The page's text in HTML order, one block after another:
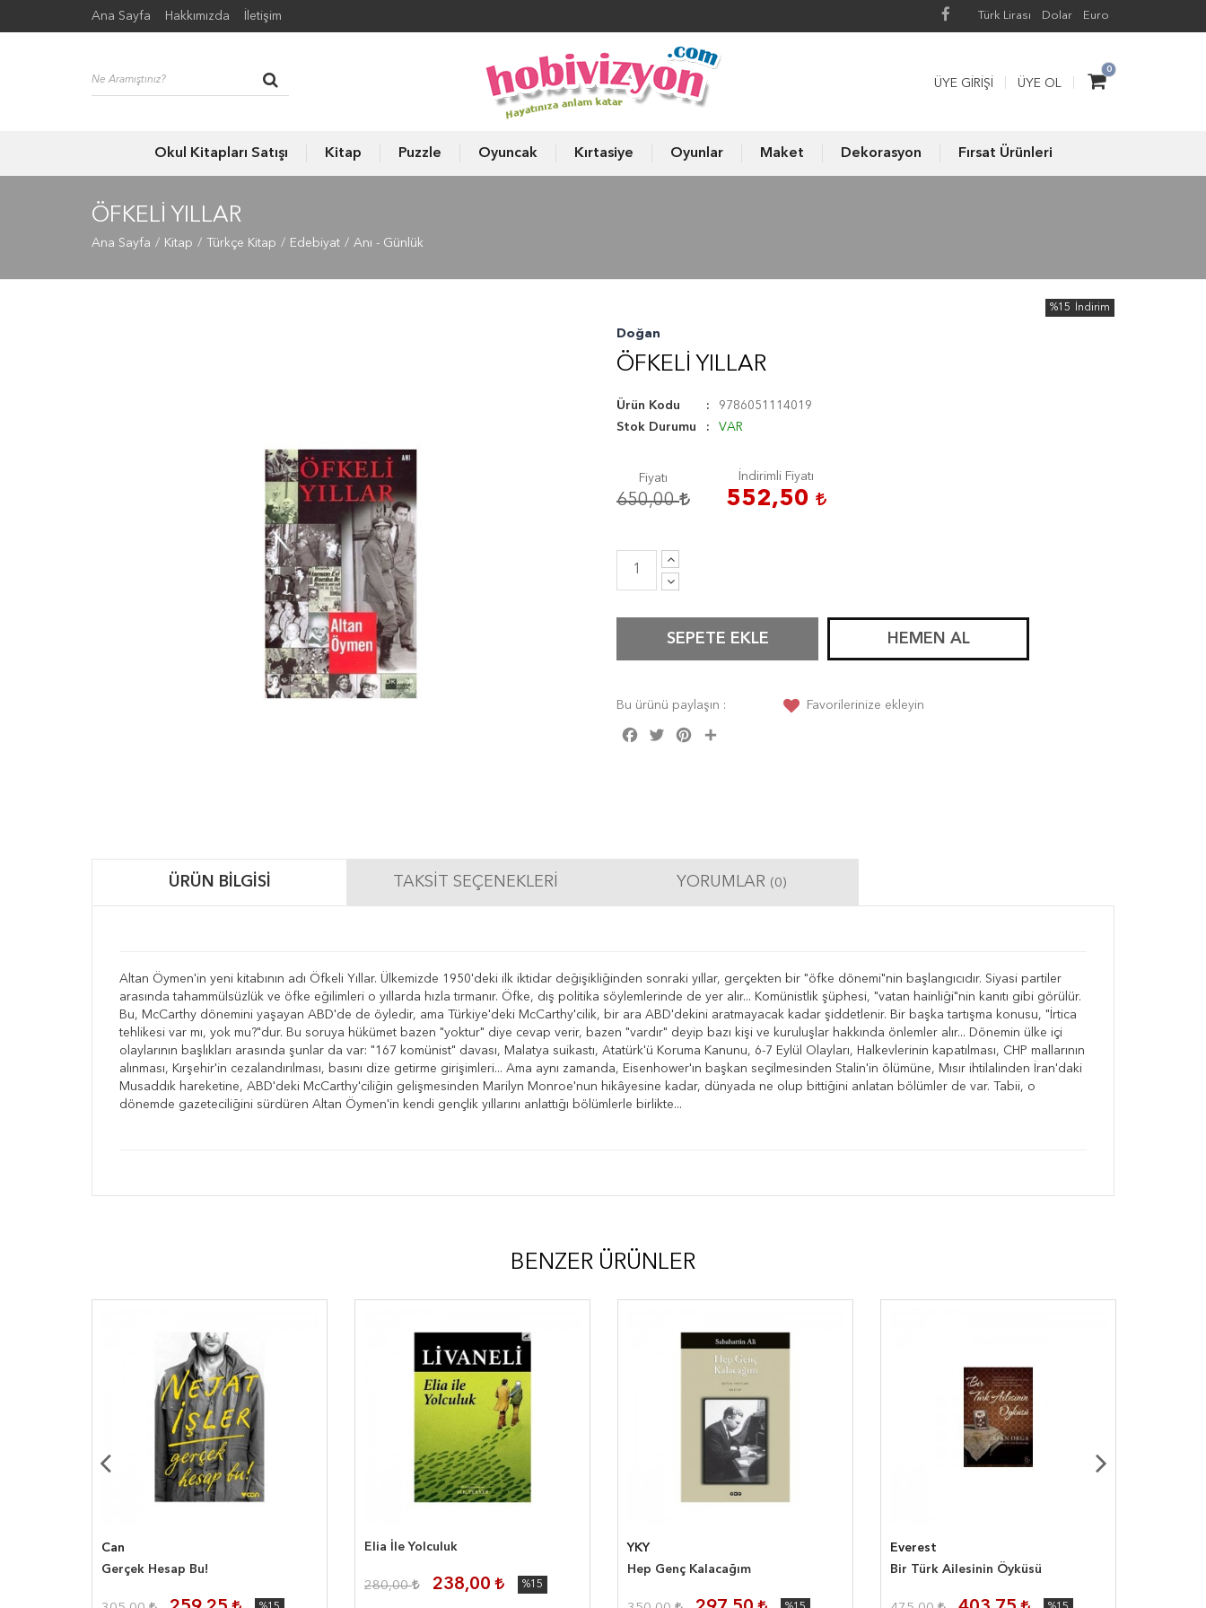
Ana Sayfa Hakkımızda İletişim Türk Lirası Dolar Euro
0
ÜYE GIRIŞI ÜYE OL
Okul Kitapları Satışı Kitap Puzzle Oyuncak Kırtasiye Oyunlar Maket Dekorasyon Fırsat Ürünleri
ÖFKELI YILLAR
Ana Sayfa Kitap Türkçe Kitap Edebiyat Anı - Günlük
Doğan
ÖFKELI YILLAR
Ürün Kodu
9786051114019
Stok Durumu
VAR
Fiyatı
650,00
İndirimli Fiyatı
552,50
%15 İndirim
SEPETE EKLE HEMEN AL
Bu ürünü paylaşın :
Facebook
Twitter Pinterest
Favorilerinize ekleyin
ÜRÜN BILGISI TAKSIT SEÇENEKLERI YORUMLAR (0)
Altan Öymen'in yeni kitabının adı Öfkeli Yıllar. Ülkemizde 1950'deki ilk iktidar değişikliğinden sonraki yıllar, gerçekten bir "öfke dönemi"nin başlangıcıdır. Siyasi partiler
arasında tahammülsüzlük ve öfke eğilimleri o yıllarda hızla tırmanır. Öfke, dış politika söylemlerinde de yer alır... Komünistlik şüphesi, "vatan hainliği"nin kanıtı gibi görülür.
Bu, McCarthy dönemini yaşayan ABD'de de öyledir, ama Türkiye'deki McCarthy'cilik, bir ara ABD'dekini aratmayacak kadar şiddetlenir. Bir başka tartışma konusu, "İrtica
tehlikesi var mı, yok mu?"dur. Bu soruya hükümet bazen "yoktur" diye cevap verir, bazen "vardır" deyip bazı kişi ve kuruluşlar hakkında önlemler alır... Dönemin ülke içi
olaylarının başlıkları arasında şunlar da var: "167 komünist" davası, Malatya suikastı, Atatürk'ü Koruma Kanunu, 6-7 Eylül Olayları, Halkevlerinin kapatılması, CHP mallarının
alınması, Kırşehir'in cezalandırılması, basını dize getirme girişimleri... Ama aynı zamanda, Eisenhower'ın başkan seçilmesinden Stalin'in ölümüne, Mısır ihtilalinden İran'daki
Musaddık hareketine, ABD'deki McCarthy'ciliğin gelişmesinden Marilyn Monroe'nun hikâyesine kadar, dünyada ne olup bittiğini anlatan bölümler de var. Tabii, o
dönemde gazeteciliğini sürdüren Altan Öymen'in kendi gençlik yıllarını anlattığı bölümlerle birlikte...
BENZER ÜRÜNLER
Can
Gerçek Hesap Bu!
Elia İle Yolculuk
280,00 238,00 %15
YKY
Hep Genç Kalacağım
Everest
Bir Türk Ailesinin Öyküsü